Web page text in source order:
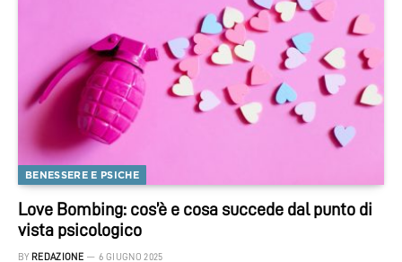
BENESSERE E PSICHE
Love Bombing: cos’è e cosa succede dal punto di
vista psicologico
BY REDAZIONE 6 GIUGNO 2025